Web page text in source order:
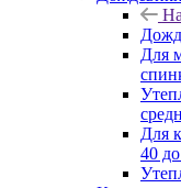
Для
Для
40